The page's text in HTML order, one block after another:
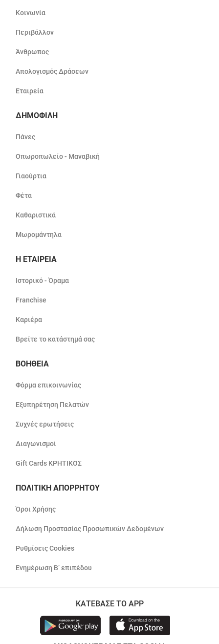
Κοινωνία
Περιβάλλον
Άνθρωπος
Απολογισμός Δράσεων
Εταιρεία
ΔΗΜΟΦΙΛΗ
Πάνες
Οπωροπωλείο - Μαναβική
Γιαούρτια
Φέτα
Καθαριστικά
Μωρομάντηλα
Η ΕΤΑΙΡΕΙΑ
Ιστορικό - Όραμα
Franchise
Καριέρα
Βρείτε το κατάστημά σας
ΒΟΗΘΕΙΑ
Φόρμα επικοινωνίας
Εξυπηρέτηση Πελατών
Συχνές ερωτήσεις
Διαγωνισμοί
Gift Cards ΚΡΗΤΙΚΟΣ
ΠΟΛΙΤΙΚΗ ΑΠΟΡΡΗΤΟΥ
Όροι Χρήσης
Δήλωση Προστασίας Προσωπικών Δεδομένων
Ρυθμίσεις Cookies
Ενημέρωση Β’ επιπέδου
ΚΑΤΕΒΑΣΕ ΤΟ APP